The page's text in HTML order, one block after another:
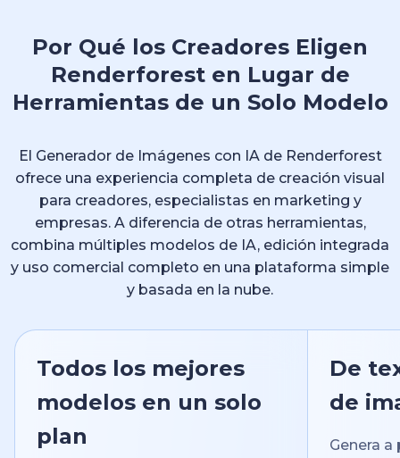
Por Qué los Creadores Eligen
Renderforest en Lugar de
Herramientas de un Solo Modelo
El Generador de Imágenes con IA de Renderforest
ofrece una experiencia completa de creación visual
para creadores, especialistas en marketing y
empresas. A diferencia de otras herramientas,
combina múltiples modelos de IA, edición integrada
y uso comercial completo en una plataforma simple
y basada en la nube.
Todos los mejores
modelos en un solo
plan
De
de
Genera